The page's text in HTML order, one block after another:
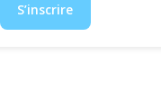
S’inscrire